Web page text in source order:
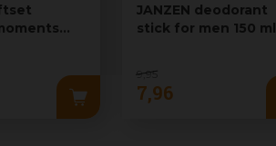
JANZEN deodorant
stick for men 150 ml
9,95
7,96